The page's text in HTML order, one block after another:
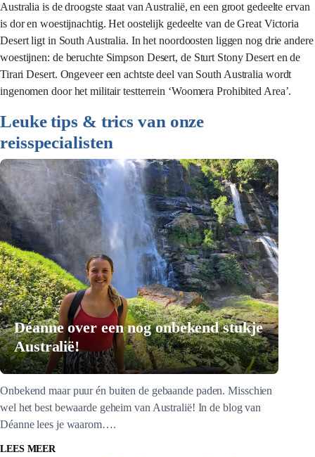
Australia is de droogste staat van Australië, en een groot gedeelte ervan
is dor en woestijnachtig. Het oostelijk gedeelte van de Great Victoria
Desert ligt in South Australia. In het noordoosten liggen nog drie andere
woestijnen: de beruchte Simpson Desert, de Sturt Stony Desert en de
Tirari Desert. Ongeveer een achtste deel van South Australia wordt
ingenomen door het militair testterrein ‘Woomera Prohibited Area’.
Leuke tips & trics van onze
reisspecialisten
Déanne over een nog onbekend stukje
Australië!
Onbekend maar puur én buiten de gebaande paden. Misschien
wel het best bewaarde geheim van Australië! In de blog van
Déanne lees je waarom….
LEES MEER